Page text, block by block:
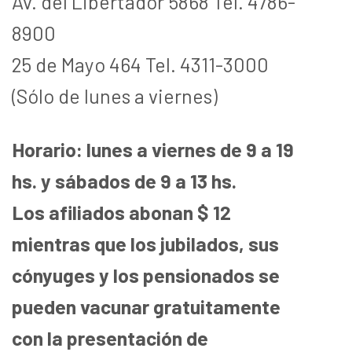
8900
25 de Mayo 464 Tel. 4311-3000
(Sólo de lunes a viernes)
Horario: lunes a viernes de 9 a 19
hs. y sábados de 9 a 13 hs.
Los afiliados abonan $ 12
mientras que los jubilados, sus
cónyuges y los pensionados se
pueden vacunar gratuitamente
con la presentación de